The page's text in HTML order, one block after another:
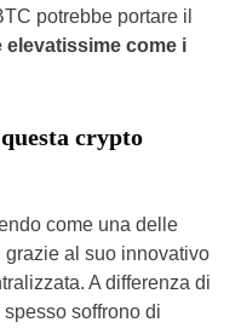
potrebbe portare il
elevatissime come i
crypto
come una delle
grazie al suo innovativo
A differenza di
soffrono di